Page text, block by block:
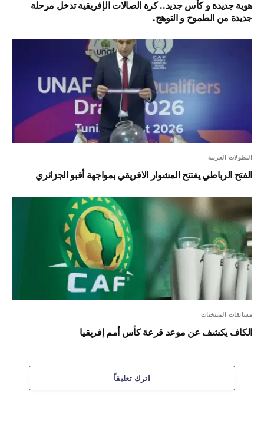
هوية جديدة و كأس جديد.. كرة الصالات الإفريقية تدخل مرحلة
جديدة من الطموح و التوهج.
البطولات العربية
الفتح الرباطي يفتتح المشوار الافريقي بمواجهة أقبو الجزائري
مسابقات المنتخبات
الكاف يكشف عن موعد قرعة كأس أمم إفريقيا
اترك تعليقاً